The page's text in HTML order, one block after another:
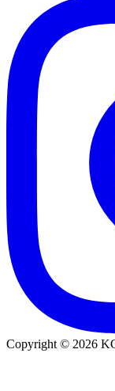
Copyright © 2026